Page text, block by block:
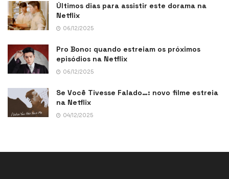
Últimos dias para assistir este dorama na
Netflix
06/12/2025
Pro Bono: quando estreiam os próximos
episódios na Netflix
06/12/2025
Se Você Tivesse Falado…: novo filme estreia
na Netflix
04/12/2025